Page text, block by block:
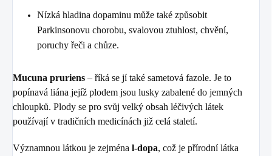
Nízká hladina dopaminu může také způsobit
Parkinsonovu chorobu, svalovou ztuhlost, chvění,
poruchy řeči a chůze.
Mucuna pruriens – říká se jí také sametová fazole. Je to
popínavá liána jejíž plodem jsou lusky zabalené do jemných
chloupků. Plody se pro svůj velký obsah léčivých látek
používají v tradičních medicínách již celá staletí.
Významnou látkou je zejména l-dopa, což je přírodní látka